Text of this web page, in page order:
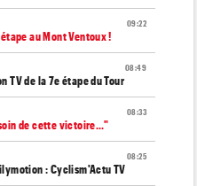
09:22
au Mont Ventoux !
08:49
TV de la 7e étape du Tour
08:33
de cette victoire..."
08:25
: Cyclism'Actu TV